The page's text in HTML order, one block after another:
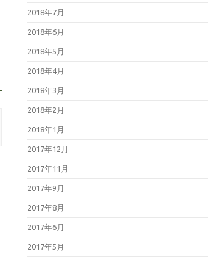
2018年7月
2018年6月
2018年5月
2018年4月
2018年3月
2018年2月
2018年1月
2017年12月
2017年11月
2017年9月
2017年8月
2017年6月
2017年5月